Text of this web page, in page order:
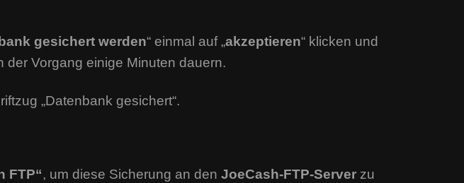
gesichert werden“ einmal auf „akzeptieren“ klicken und
Vorgang einige Minuten dauern.
„Datenbank gesichert“.
FTP“, um diese Sicherung an den JoeCash-FTP-Server zu